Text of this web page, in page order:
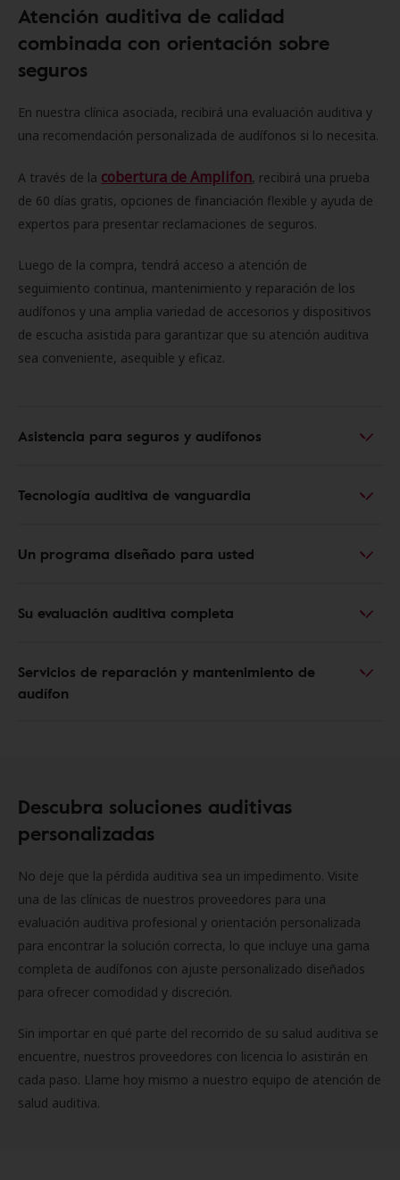
Atención auditiva de calidad
combinada con orientación sobre
seguros
En nuestra clínica asociada, recibirá una evaluación auditiva y
una recomendación personalizada de audífonos si lo necesita.
A través de la cobertura de Amplifon, recibirá una prueba
de 60 días gratis, opciones de financiación flexible y ayuda de
expertos para presentar reclamaciones de seguros.
Luego de la compra, tendrá acceso a atención de
seguimiento continua, mantenimiento y reparación de los
audífonos y una amplia variedad de accesorios y dispositivos
de escucha asistida para garantizar que su atención auditiva
sea conveniente, asequible y eficaz.
Asistencia para seguros y audífonos
Tecnología auditiva de vanguardia
Un programa diseñado para usted
Su evaluación auditiva completa
Servicios de reparación y mantenimiento de
audífon
Descubra soluciones auditivas
personalizadas
No deje que la pérdida auditiva sea un impedimento. Visite
una de las clínicas de nuestros proveedores para una
evaluación auditiva profesional y orientación personalizada
para encontrar la solución correcta, lo que incluye una gama
completa de audífonos con ajuste personalizado diseñados
para ofrecer comodidad y discreción.
Sin importar en qué parte del recorrido de su salud auditiva se
encuentre, nuestros proveedores con licencia lo asistirán en
cada paso. Llame hoy mismo a nuestro equipo de atención de
salud auditiva.